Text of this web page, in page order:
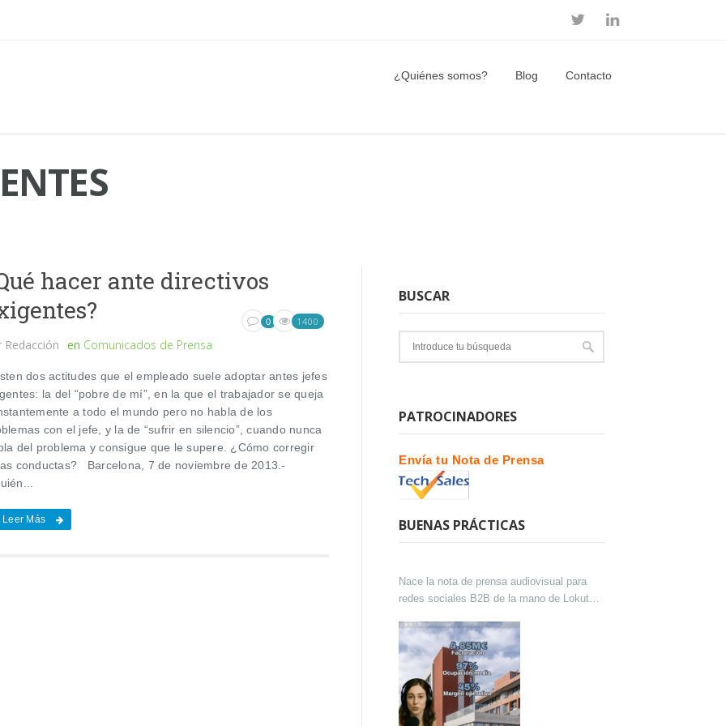
¿Quiénes somos? Blog Contacto
hacer ante directivos
Redacción en Comunicados de Prensa
0 1400
dos actitudes que el empleado suele adoptar antes jefes
la del “pobre de mí”, en la que el trabajador se queja
a todo el mundo pero no habla de los
con el jefe, y la de “sufrir en silencio”, cuando nunca
del problema y consigue que le supere. ¿Cómo corregir
conductas? Barcelona, 7 de noviembre de 2013.-
Leer Más
BUSCAR
PATROCINADORES
Envía tu Nota de Prensa
BUENAS PRÁCTICAS
Nace la nota de prensa audiovisual para
redes sociales B2B de la mano de Lokutor